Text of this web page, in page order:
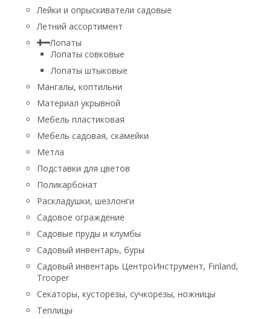
Лейки и опрыскиватели садовые
Летний ассортимент
Лопаты
Лопаты совковые
Лопаты штыковые
Мангалы, коптильни
Материал укрывной
Мебель пластиковая
Мебель садовая, скамейки
Метла
Подставки для цветов
Поликарбонат
Раскладушки, шезлонги
Садовое ограждение
Садовые пруды и клумбы
Садовый инвентарь, буры
Садовый инвентарь ЦентроИнструмент, Finland,
Trooper
Секаторы, кусторезы, сучкорезы, ножницы
Теплицы